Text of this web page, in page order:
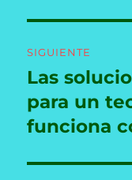
SIGUIENTE
Entrada
siguiente:
Las
para un
funciona